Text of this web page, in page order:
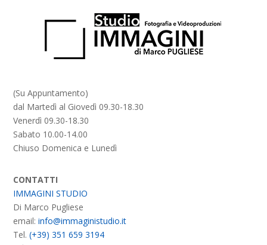
(Su Appuntamento)
dal Martedì al Giovedì 09.30-18.30
Venerdì 09.30-18.30
Sabato 10.00-14.00
Chiuso Domenica e Lunedì
CONTATTI
IMMAGINI STUDIO
Di Marco Pugliese
email:info@immaginistudio.it
Tel.(+39) 351 659 3194